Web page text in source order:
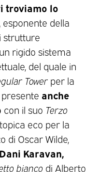
troviamo lo
, esponente della
strutture
rigido sistema
del quale in
Tower per la
presente anche
con il suo Terzo
eco per la
di Oscar Wilde,
Dani Karavan,
bianco di Alberto